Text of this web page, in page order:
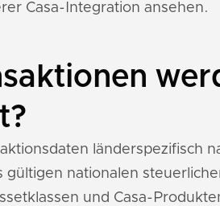
Casa-Integration ansehen.
länderspezifisch
nationalen
und Casa-